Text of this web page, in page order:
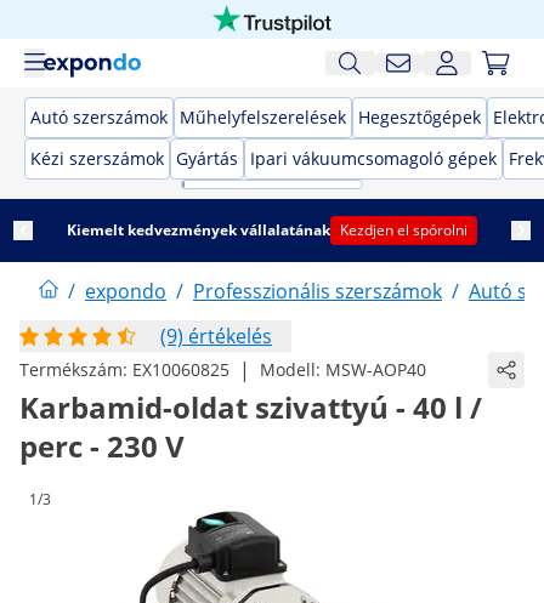
Autó szerszámok Műhelyfelszerelések Hegesztőgépek
Kézi szerszámok Gyártás Ipari vákuumcsomagoló gépek
Kiemelt kedvezmények vállalatának Kezdjen el spórolni
/ expondo / Professzionális szerszámok / Autó
(9) értékelés
Termékszám: EX10060825 | Modell: MSW-AOP40
Karbamid-oldat szivattyú - 40 l /
perc - 230 V
1/3